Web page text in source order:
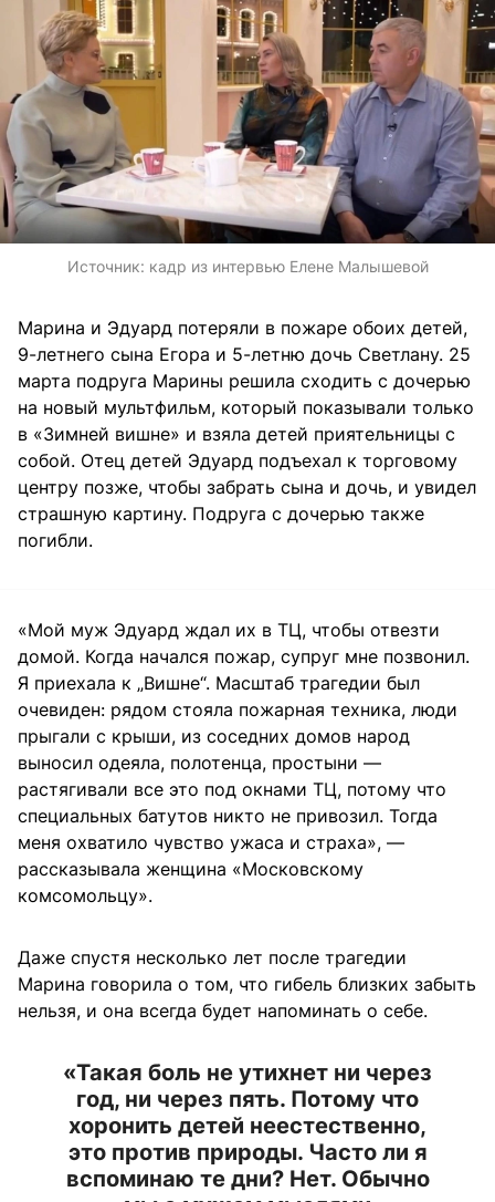
Источник: кадр из интервью Елене Малышевой
Марина и Эдуард потеряли в пожаре обоих детей,
9-летнего сына Егора и 5-летню дочь Светлану. 25
марта подруга Марины решила сходить с дочерью
на новый мультфильм, который показывали только
в «Зимней вишне» и взяла детей приятельницы с
собой. Отец детей Эдуард подъехал к торговому
центру позже, чтобы забрать сына и дочь, и увидел
страшную картину. Подруга с дочерью также
погибли.
«Мой муж Эдуард ждал их в ТЦ, чтобы отвезти
домой. Когда начался пожар, супруг мне позвонил.
Я приехала к „Вишне“. Масштаб трагедии был
очевиден: рядом стояла пожарная техника, люди
прыгали с крыши, из соседних домов народ
выносил одеяла, полотенца, простыни —
растягивали все это под окнами ТЦ, потому что
специальных батутов никто не привозил. Тогда
меня охватило чувство ужаса и страха», —
рассказывала женщина «Московскому
комсомольцу».
Даже спустя несколько лет после трагедии
Марина говорила о том, что гибель близких забыть
нельзя, и она всегда будет напоминать о себе.
«Такая боль не утихнет ни через
год, ни через пять. Потому что
хоронить детей неестественно,
это против природы. Часто ли я
вспоминаю те дни? Нет. Обычно